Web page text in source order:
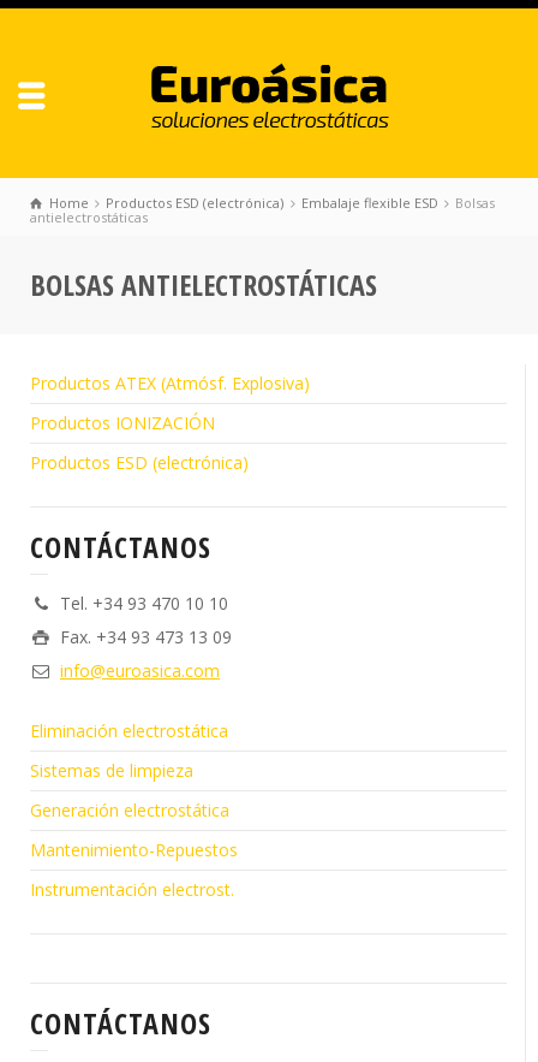
Home Productos ESD (electrónica) Embalaje flexible ESD
Bolsas
antielectrostáticas
BOLSAS ANTIELECTROSTÁTICAS
Productos ATEX (Atmósf. Explosiva)
Productos IONIZACIÓN
Productos ESD (electrónica)
CONTÁCTANOS
Tel. +34 93 470 10 10
Fax. +34 93 473 13 09
info@euroasica.com
Eliminación electrostática
Sistemas de limpieza
Generación electrostática
Mantenimiento-Repuestos
Instrumentación electrost.
CONTÁCTANOS